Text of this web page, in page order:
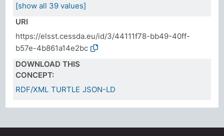
[show all 39 values]
URI
https://elsst.cessda.eu/id/3/44111f78-bb49-40ff-
b57e-4b861a14e2bc
DOWNLOAD THIS
CONCEPT:
RDF/XML TURTLE JSON-LD